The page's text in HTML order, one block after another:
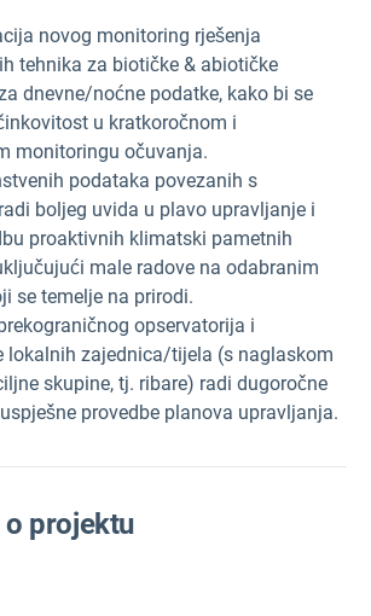
novog monitoring rješenja
tehnika za biotičke & abiotičke
dnevne/noćne podatke, kako bi se
u kratkoročnom i
monitoringu očuvanja.
podataka povezanih s
boljeg uvida u plavo upravljanje i
proaktivnih klimatski pametnih
male radove na odabranim
se temelje na prirodi.
opservatorija i
lokalnih zajednica/tijela (s naglaskom
skupine, tj. ribare) radi dugoročne
provedbe planova upravljanja.
projektu